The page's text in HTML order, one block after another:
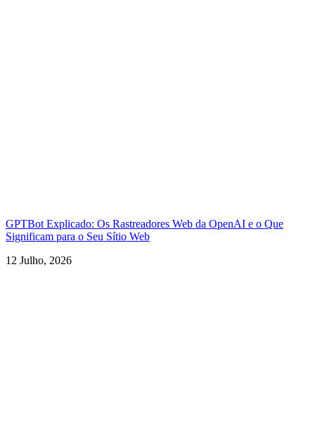
GPTBot Explicado: Os Rastreadores Web da OpenAI e o Que
Significam para o Seu Sítio Web
12 Julho, 2026